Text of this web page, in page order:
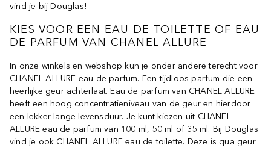
vind je bij Douglas!
KIES VOOR EEN EAU DE TOILETTE OF EAU
DE PARFUM VAN CHANEL ALLURE
In onze winkels en webshop kun je onder andere terecht voor
CHANEL ALLURE eau de parfum. Een tijdloos parfum die een
heerlijke geur achterlaat. Eau de parfum van CHANEL ALLURE
heeft een hoog concentratieniveau van de geur en hierdoor
een lekker lange levensduur. Je kunt kiezen uit CHANEL
ALLURE eau de parfum van 100 ml, 50 ml of 35 ml. Bij Douglas
vind je ook CHANEL ALLURE eau de toilette. Deze is qua geur